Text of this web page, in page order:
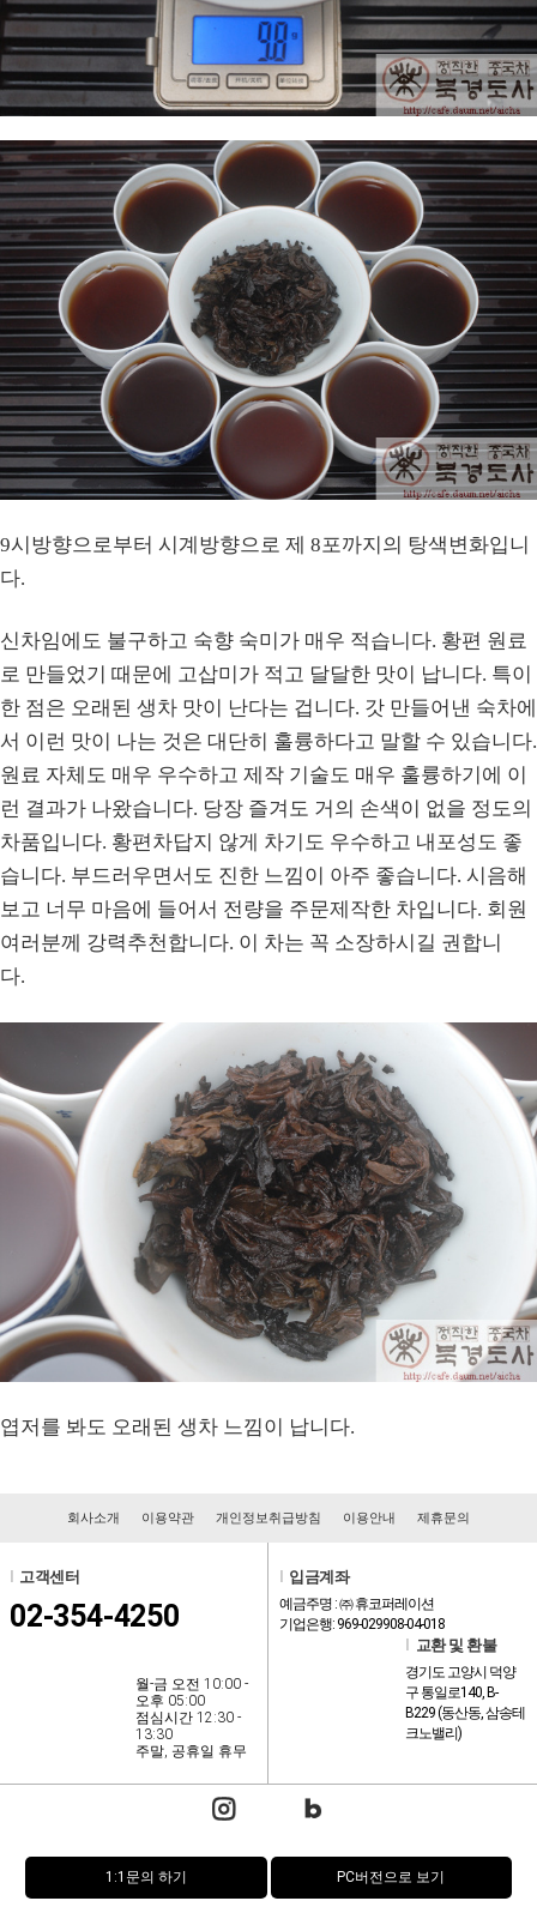
9시방향으로부터 시계방향으로 제 8포까지의 탕색변화입니
다.
신차임에도 불구하고 숙향 숙미가 매우 적습니다. 황편 원료
로 만들었기 때문에 고삽미가 적고 달달한 맛이 납니다. 특이
한 점은 오래된 생차 맛이 난다는 겁니다. 갓 만들어낸 숙차에
서 이런 맛이 나는 것은 대단히 훌륭하다고 말할 수 있습니다.
원료 자체도 매우 우수하고 제작 기술도 매우 훌륭하기에 이
런 결과가 나왔습니다. 당장 즐겨도 거의 손색이 없을 정도의
차품입니다. 황편차답지 않게 차기도 우수하고 내포성도 좋
습니다. 부드러우면서도 진한 느낌이 아주 좋습니다. 시음해
보고 너무 마음에 들어서 전량을 주문제작한 차입니다. 회원
여러분께 강력추천합니다. 이 차는 꼭 소장하시길 권합니
다.
엽저를 봐도 오래된 생차 느낌이 납니다.
회사소개 이용약관 개인정보취급방침 이용안내 제휴문의
고객센터
02-354-4250
월-금 오전 10:00 -
오후 05:00
점심시간 12:30 -
13:30
주말, 공휴일 휴무
입금계좌
예금주명 : ㈜ 휴코퍼레이션
기업은행: 969-029908-04-018
교환 및 환불
경기도 고양시 덕양
구 통일로140, B-
B229 (동산동, 삼송테
크노밸리)
1:1문의 하기 PC버전으로 보기